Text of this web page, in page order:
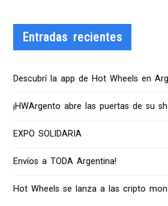
Entradas recientes
Descubrí la app de Hot Wheels en
¡HWArgento abre las puertas de su
EXPO SOLIDARIA
Envíos a TODA Argentina!
Hot Wheels se lanza a las cripto